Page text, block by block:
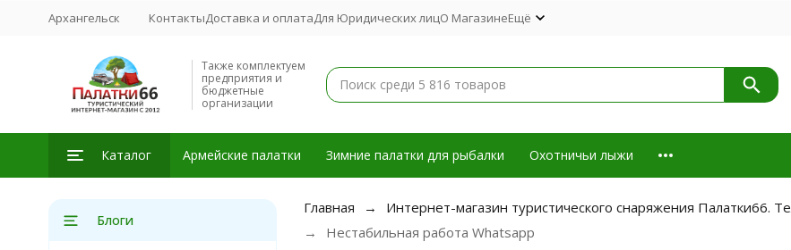
Архангельск КонтактыДоставка и оплатаДля Юридических лицО МагазинеЕщё
Также комплектуем
предприятия и
бюджетные
организации
Каталог Армейские палатки Зимние палатки для рыбалки Охотничьи лыжи
Главная
Интернет-магазин туристического снаряжения Палатки66.
Нестабильная работа Whatsapp
Блоги